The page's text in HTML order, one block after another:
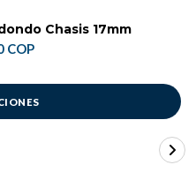
Chasis 17mm
COP